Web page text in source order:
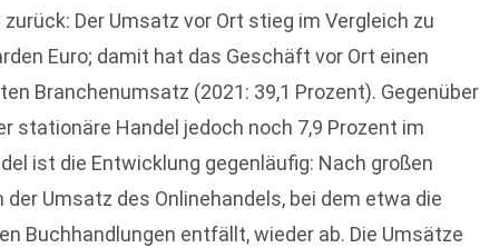
Der Umsatz vor Ort stieg im Vergleich zu
Euro; damit hat das Geschäft vor Ort einen
Branchenumsatz (2021: 39,1 Prozent). Gegenüber
stationäre Handel jedoch noch 7,9 Prozent im
ist die Entwicklung gegenläufig: Nach großen
Umsatz des Onlinehandels, bei dem etwa die
Buchhandlungen entfällt, wieder ab. Die Umsätze